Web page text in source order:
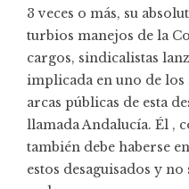
3 veces o más, su
turbios manejos de la
cargos, sindicalistas
implicada en uno de los
arcas públicas de esta
llamada Andalucía. Él ,
también debe haberse
estos desaguisados y